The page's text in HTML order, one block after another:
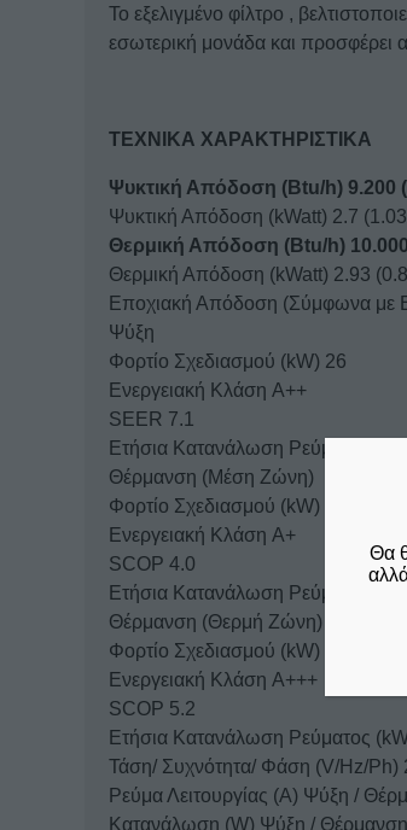
Το εξελιγμένο φίλτρο ,
εσωτερική μονάδα και
ΤΕΧΝΙΚΑ ΧΑΡΑΚΤΗΡΙΣΤΙΚΑ
Ψυκτική Απόδοση (Btu/h) 9.200
Ψυκτική Απόδοση (kWatt) 2.7
Θερμική Απόδοση (Btu/h)
Θερμική Απόδοση (kWatt) 2.93
Εποχιακή Απόδοση (Σύμφωνα με
Ψύξη
Φορτίο Σχεδιασμού (kW) 26
Ενεργειακή Κλάση A++
SEER 7.1
Ετήσια Κατανάλωση Ρεύματος
Θέρμανση (Μέση Ζώνη)
Φορτίο Σχεδιασμού (kW) 26
Ενεργειακή Κλάση A+
SCOP 4.0
Ετήσια Κατανάλωση Ρεύματος
Θέρμανση (Θερμή Ζώνη)
Φορτίο Σχεδιασμού (kW) 31
Ενεργειακή Κλάση A+++
SCOP 5.2
Ετήσια Κατανάλωση Ρεύματος
Τάση/ Συχνότητα/ Φάση (V/Hz/Ph)
Ρεύμα Λειτουργίας (Α) Ψύξη /
Κατανάλωση (W) Ψύξη /
Θα